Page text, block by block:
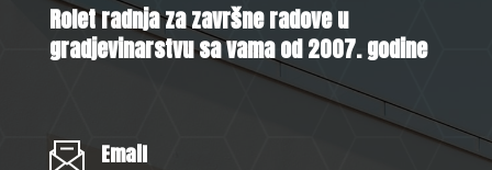
Rolet radnja za završne radove u
gradjevinarstvu sa vama od 2007. godine
Email